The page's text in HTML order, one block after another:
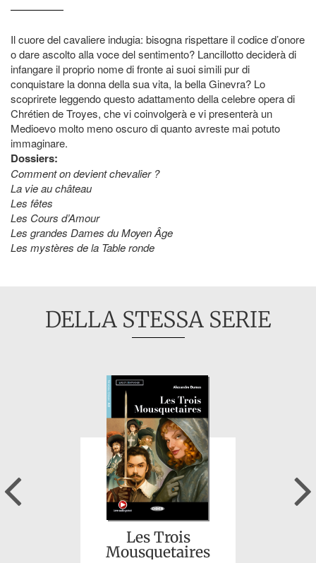
Il cuore del cavaliere indugia: bisogna rispettare il codice d’onore
o dare ascolto alla voce del sentimento? Lancillotto deciderà di
infangare il proprio nome di fronte ai suoi simili pur di
conquistare la donna della sua vita, la bella Ginevra? Lo
scoprirete leggendo questo adattamento della celebre opera di
Chrétien de Troyes, che vi coinvolgerà e vi presenterà un
Medioevo molto meno oscuro di quanto avreste mai potuto
immaginare.
Dossiers:
Comment on devient chevalier ?
La vie au château
Les fêtes
Les Cours d’Amour
Les grandes Dames du Moyen Âge
Les mystères de la Table ronde
DELLA STESSA SERIE
Les Trois
Mousquetaires
Previous